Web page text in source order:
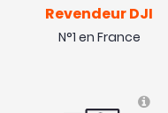
Revendeur DJI
N°1 en France